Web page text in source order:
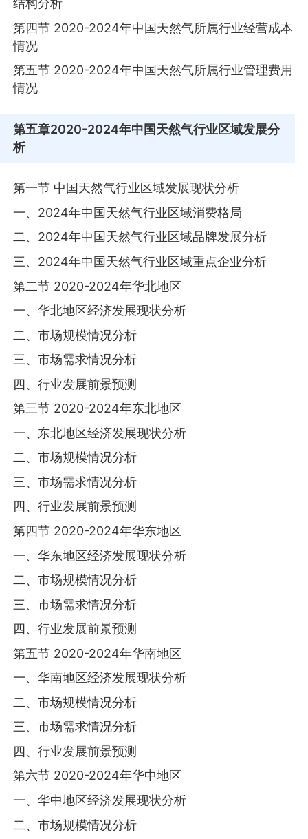
结构分析
第四节 2020-2024年中国天然气所属行业经营成本
情况
第五节 2020-2024年中国天然气所属行业管理费用
情况
第五章2020-2024年中国天然气行业区域发展分
析
第一节 中国天然气行业区域发展现状分析
一、2024年中国天然气行业区域消费格局
二、2024年中国天然气行业区域品牌发展分析
三、2024年中国天然气行业区域重点企业分析
第二节 2020-2024年华北地区
一、华北地区经济发展现状分析
二、市场规模情况分析
三、市场需求情况分析
四、行业发展前景预测
第三节 2020-2024年东北地区
一、东北地区经济发展现状分析
二、市场规模情况分析
三、市场需求情况分析
四、行业发展前景预测
第四节 2020-2024年华东地区
一、华东地区经济发展现状分析
二、市场规模情况分析
三、市场需求情况分析
四、行业发展前景预测
第五节 2020-2024年华南地区
一、华南地区经济发展现状分析
二、市场规模情况分析
三、市场需求情况分析
四、行业发展前景预测
第六节 2020-2024年华中地区
一、华中地区经济发展现状分析
二、市场规模情况分析